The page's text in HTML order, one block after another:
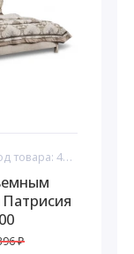
Код товара: 44950
₽